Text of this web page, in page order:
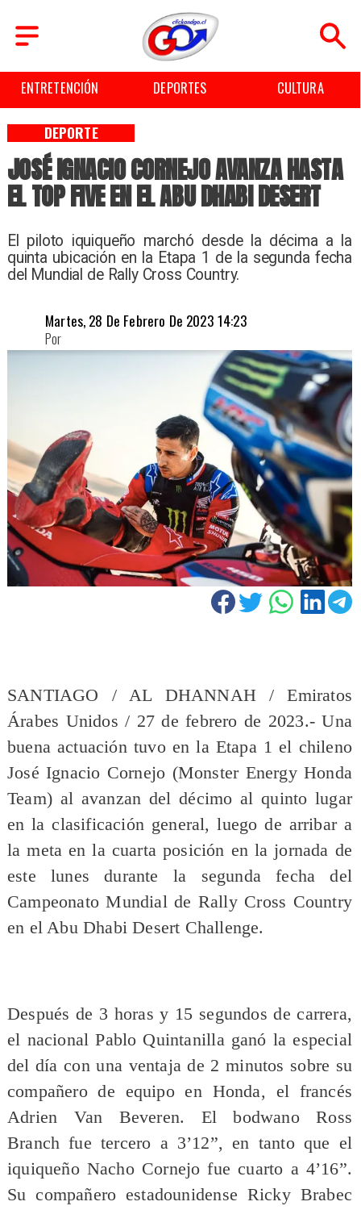
ENTRETENCIÓN DEPORTES CULTURA
JOSÉ IGNACIO CORNEJO AVANZA HASTA
EL TOP FIVE EN EL ABU DHABI DESERT
El piloto iquiqueño marchó desde la décima a la
quinta ubicación en la Etapa 1 de la segunda fecha
del Mundial de Rally Cross Country.
DEPORTE
Martes, 28 De Febrero De 2023 14:23
Por
SANTIAGO / AL DHANNAH / Emiratos
Árabes Unidos / 27 de febrero de 2023.- Una
buena actuación tuvo en la Etapa 1 el chileno
José Ignacio Cornejo (Monster Energy Honda
Team) al avanzan del décimo al quinto lugar
en la clasificación general, luego de arribar a
la meta en la cuarta posición en la jornada de
este lunes durante la segunda fecha del
Campeonato Mundial de Rally Cross Country
en el Abu Dhabi Desert Challenge.
Después de 3 horas y 15 segundos de carrera,
el nacional Pablo Quintanilla ganó la especial
del día con una ventaja de 2 minutos sobre su
compañero de equipo en Honda, el francés
Adrien Van Beveren. El bodwano Ross
Branch fue tercero a 3’12”, en tanto que el
iquiqueño Nacho Cornejo fue cuarto a 4’16”.
Su compañero estadounidense Ricky Brabec